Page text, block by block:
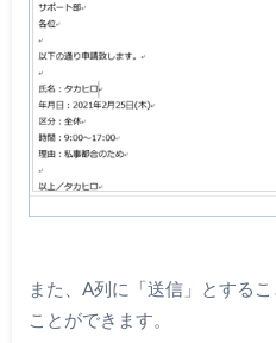
また、A列に「送信」とする
ことができます。